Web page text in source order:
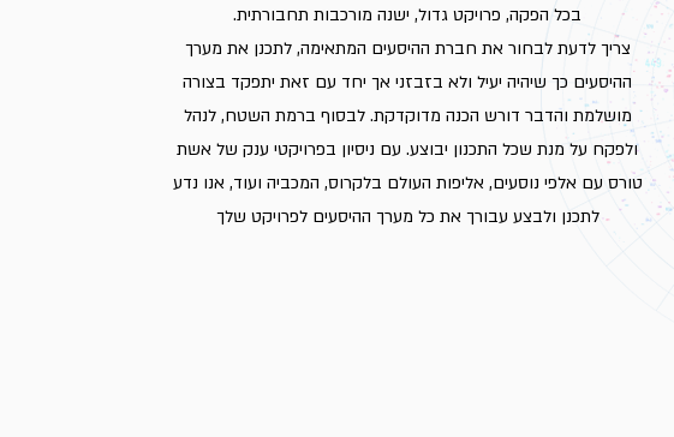
בכל הפקה, פרויקט גדול, ישנה מורכבות תחבורתית.
צריך לדעת לבחור את חברת ההיסעים המתאימה, לתכנן את מערך
ההיסעים כך שיהיה יעיל ולא בזבזני אך יחד עם זאת יתפקד בצורה
מושלמת והדבר דורש הכנה מדוקדקת. לבסוף ברמת השטח, לנהל
ולפקח על מנת שכל התכנון יבוצע. עם ניסיון בפרויקטי ענק של אשת
טורס עם אלפי נוסעים, אליפות העולם בלקרוס, המכביה ועוד, אנו נדע
לתכנן ולבצע עבורך את כל מערך ההיסעים לפרויקט שלך